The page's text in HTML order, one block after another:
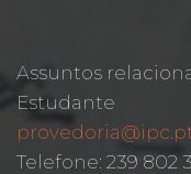
Assuntos
Estudante
Telefone: 239 802